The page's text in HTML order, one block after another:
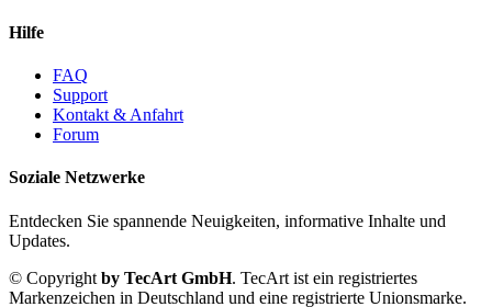
Hilfe
FAQ
Support
Kontakt & Anfahrt
Forum
Soziale Netzwerke
Entdecken Sie spannende Neuigkeiten, informative Inhalte und
Updates.
© Copyright by TecArt GmbH. TecArt ist ein registriertes
Markenzeichen in Deutschland und eine registrierte Unionsmarke.